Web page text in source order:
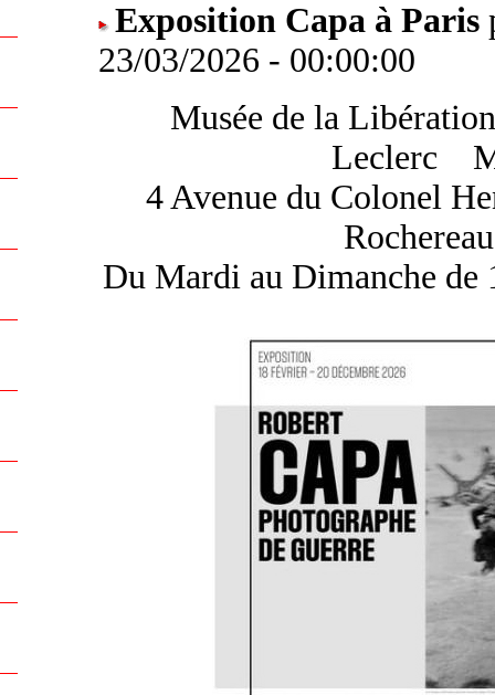
Exposition Capa à Paris
23/03/2026 - 00:00:00
Musée de la
Leclerc
4 Avenue du Colonel
Du Mardi au Dimanche de